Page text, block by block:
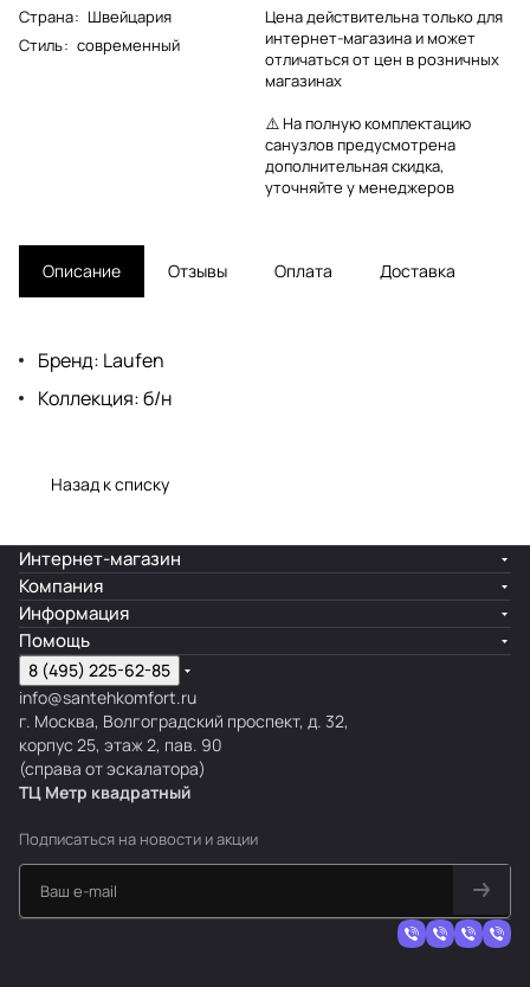
Страна: Швейцария
Стиль: современный
Цена действительна только для
интернет-магазина и может
отличаться от цен в розничных
магазинах
⚠️ На полную комплектацию
санузлов предусмотрена
дополнительная скидка,
уточняйте у менеджеров
Описание Отзывы Оплата Доставка
Бренд: Laufen
Коллекция: б/н
Назад к списку
Интернет-магазин
Компания
Информация
Помощь
8 (495) 225-62-85
info@santehkomfort.ru
г. Москва, Волгоградский проспект, д. 32,
корпус 25, этаж 2, пав. 90
(справа от эскалатора)
ТЦ Метр квадратный
Подписаться на новости и акции